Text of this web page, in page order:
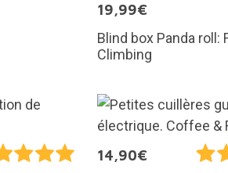
19,99€
Blind box Panda roll:
Climbing
14,90€